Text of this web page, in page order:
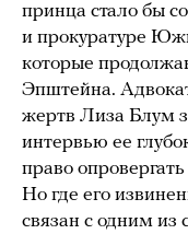
принца стало бы
и прокуратуре
которые
Эпштейна.
жертв Лиза Блум
интервью ее
право
Но где его
связан с одним